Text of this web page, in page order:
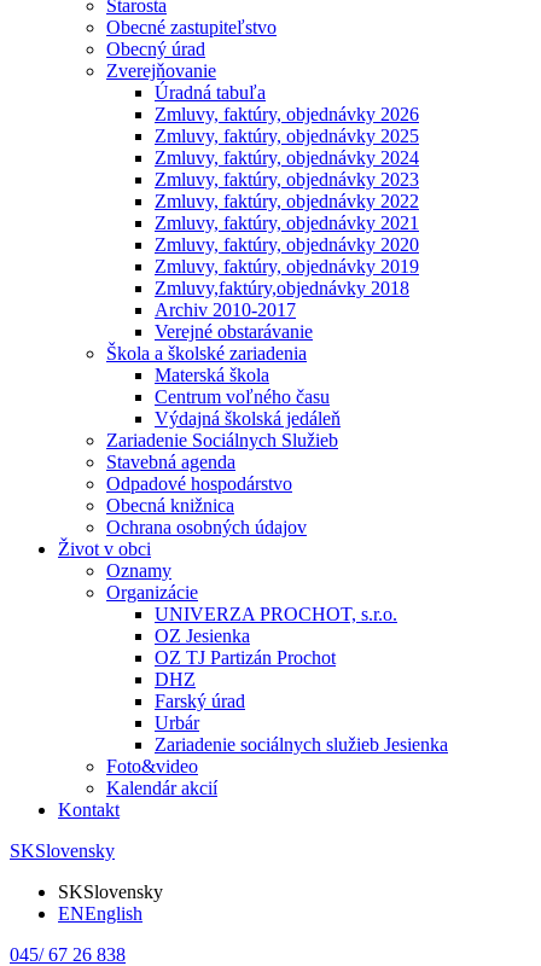
Starosta
Obecné zastupiteľstvo
Obecný úrad
Zverejňovanie
Úradná tabuľa
Zmluvy, faktúry, objednávky 2026
Zmluvy, faktúry, objednávky 2025
Zmluvy, faktúry, objednávky 2024
Zmluvy, faktúry, objednávky 2023
Zmluvy, faktúry, objednávky 2022
Zmluvy, faktúry, objednávky 2021
Zmluvy, faktúry, objednávky 2020
Zmluvy, faktúry, objednávky 2019
Zmluvy,faktúry,objednávky 2018
Archiv 2010-2017
Verejné obstarávanie
Škola a školské zariadenia
Materská škola
Centrum voľného času
Výdajná školská jedáleň
Zariadenie Sociálnych Služieb
Stavebná agenda
Odpadové hospodárstvo
Obecná knižnica
Ochrana osobných údajov
Život v obci
Oznamy
Organizácie
UNIVERZA PROCHOT, s.r.o.
OZ Jesienka
OZ TJ Partizán Prochot
DHZ
Farský úrad
Urbár
Zariadenie sociálnych služieb Jesienka
Foto&video
Kalendár akcií
Kontakt
SKSlovensky
SKSlovensky
ENEnglish
045/ 67 26 838